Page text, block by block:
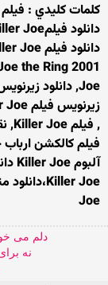
Joe
دلم می
نه